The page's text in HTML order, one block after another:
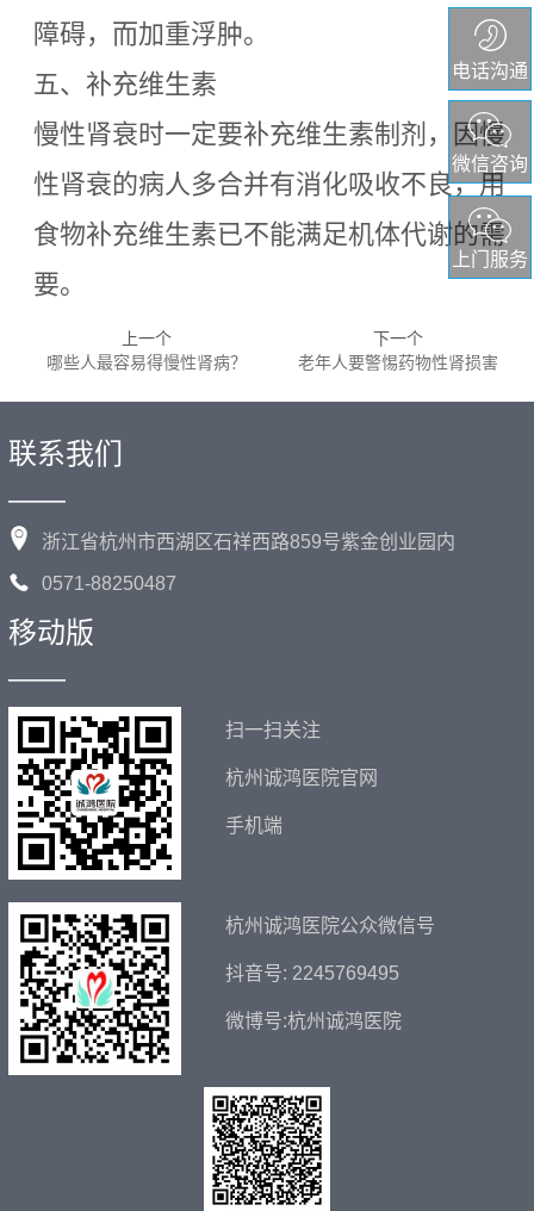
电话沟通
微信咨询
上门服务
障碍，而加重浮肿。
五、补充维生素
慢性肾衰时一定要补充维生素制剂，因慢
性肾衰的病人多合并有消化吸收不良，用
食物补充维生素已不能满足机体代谢的需
要。
上一个
哪些人最容易得慢性肾病？
下一个
老年人要警惕药物性肾损害
联系我们
——
浙江省杭州市西湖区石祥西路859号紫金创业园内
0571-88250487
移动版
——
扫一扫关注
杭州诚鸿医院官网
手机端
杭州诚鸿医院公众微信号
抖音号: 2245769495
微博号:杭州诚鸿医院